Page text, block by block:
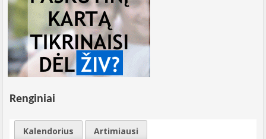
Renginiai
Kalendorius
Artimiausi